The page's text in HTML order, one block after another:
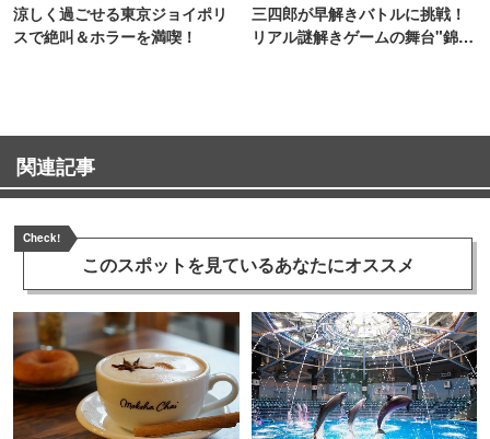
涼しく過ごせる東京ジョイポリ
スで絶叫＆ホラーを満喫！
三四郎が早解きバトルに挑戦！
リアル謎解きゲームの舞台"錦糸
関連記事
Check!
このスポットを見ているあなたにオススメ